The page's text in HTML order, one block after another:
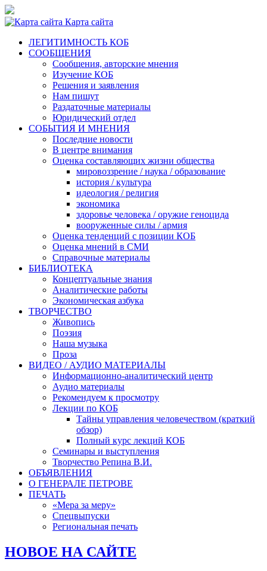
Карта сайта
ЛЕГИТИМНОСТЬ КОБ
СООБЩЕНИЯ
Сообщения, авторские мнения
Изучение КОБ
Решения и заявления
Нам пишут
Раздаточные материалы
Юридический отдел
СОБЫТИЯ И МНЕНИЯ
Последние новости
В центре внимания
Оценка составляющих жизни общества
мировоззрение / наука / образование
история / культура
идеология / религия
экономика
здоровье человека / оружие геноцида
вооруженные силы / армия
Оценка тенденций с позиции КОБ
Оценка мнений в СМИ
Справочные материалы
БИБЛИОТЕКА
Концептуальные знания
Аналитические работы
Экономическая азбука
ТВОРЧЕСТВО
Живопись
Поэзия
Наша музыка
Проза
ВИДЕО / АУДИО МАТЕРИАЛЫ
Информационно-аналитический центр
Аудио материалы
Рекомендуем к просмотру
Лекции по КОБ
Тайны управления человечеством (краткий
обзор)
Полный курс лекций КОБ
Семинары и выступления
Творчество Репина В.И.
ОБЪЯВЛЕНИЯ
О ГЕНЕРАЛЕ ПЕТРОВЕ
ПЕЧАТЬ
«Мера за меру»
Спецвыпуски
Региональная печать
НОВОЕ НА САЙТЕ